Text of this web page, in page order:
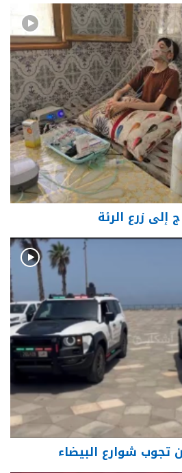
إلى زرع الرئة
تجوب شوارع البيضاء